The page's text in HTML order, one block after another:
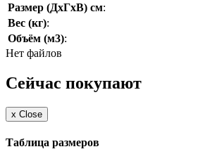
Размер (ДхГхВ) см:
Вес (кг):
Объём (м3):
Нет файлов
Сейчас покупают
x Close
Таблица размеров